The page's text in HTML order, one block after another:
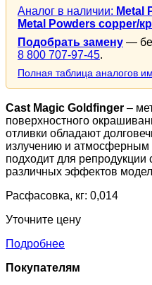
Аналог в наличии: Metal
Metal Powders copper/
Подобрать замену —
8 800 707-97-45.
Полная таблица аналогов
Cast Magic Goldfinger –
поверхностного
отливки обладают
излучению и атмосферным
подходит для репродукции
различных эффектов
Расфасовка, кг: 0,014
Уточните цену
Подробнее
Покупателям